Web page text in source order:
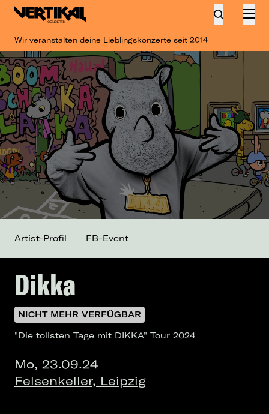
Wir veranstalten deine Lieblingskonzerte seit 2014
Dikka
NICHT MEHR VERFÜGBAR
"Die tollsten Tage mit DIKKA" Tour 2024
Mo, 23.09.24
Felsenkeller, Leipzig
Artist-Profil FB-Event